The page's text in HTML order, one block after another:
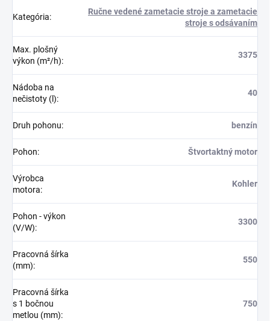
Kategória:
Ručne vedené zametacie stroje a zametacie
stroje s odsávaním
Max. plošný
výkon (m²/h):
3375
Nádoba na
nečistoty (l):
40
Druh pohonu: benzín
Pohon: Štvortaktný motor
Výrobca
motora:
Kohler
Pohon - výkon
(V/W):
3300
Pracovná šírka
(mm):
550
Pracovná šírka
s 1 bočnou
metlou (mm):
750